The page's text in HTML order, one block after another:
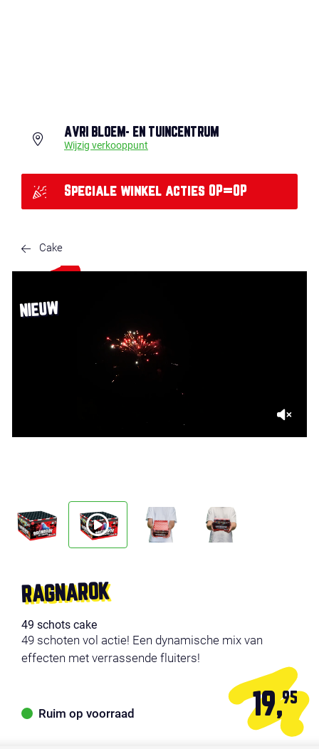
AVRI BLOEM- EN TUINCENTRUM
Wijzig verkooppunt
Speciale winkel acties OP=OP
Cake
NIEUW
RAGNAROK
49 schots cake
49 schoten vol actie! Een dynamische mix van
effecten met verrassende fluiters!
Ruim op voorraad 19,95